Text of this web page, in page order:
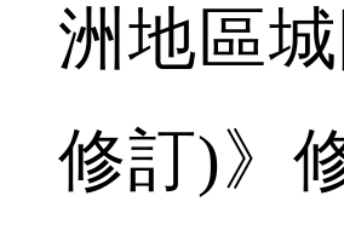
洲地區
修訂)》